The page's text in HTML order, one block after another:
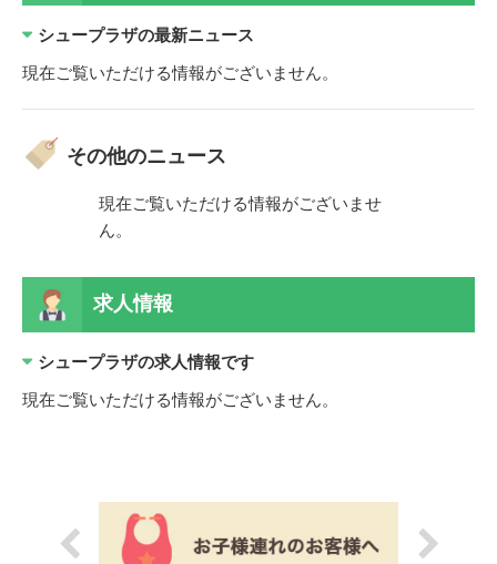
シュープラザの最新ニュース
現在ご覧いただける情報がございません。
その他のニュース
現在ご覧いただける情報がございませ
ん。
求人情報
シュープラザの求人情報です
現在ご覧いただける情報がございません。